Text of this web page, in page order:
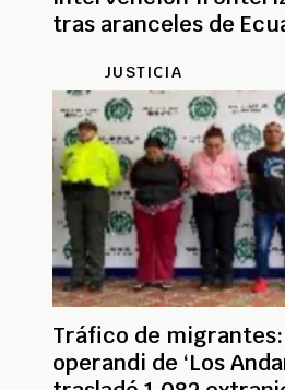
tras aranceles de
JUSTICIA
Tráfico de
operandi de ‘Los